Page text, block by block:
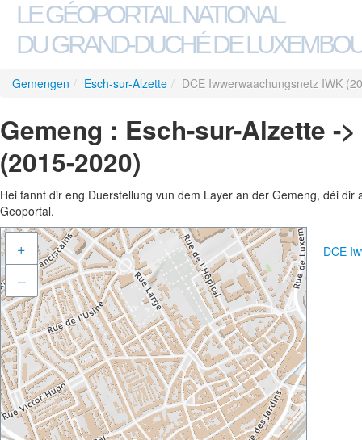
LE GÉOPORTAIL NATIONAL
DU GRAND-DUCHÉ DE
Gemengen / Esch-sur-Alzette / DCE Iwwerwaachungsnetz IWK
Gemeng : Esch-sur-Alzette -
(2015-2020)
Hei fannt dir eng Duerstellung vun dem Layer an der Gemeng, déi
Geoportal.
+
–
DCE